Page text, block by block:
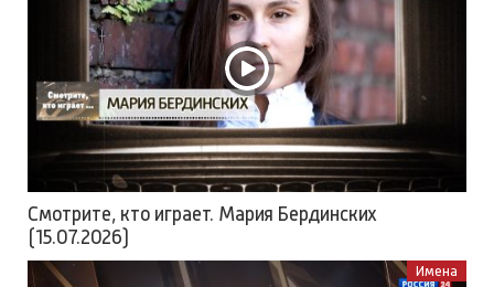
Смотрите, кто играет. Мария Бердинских
(15.07.2026)
Имена